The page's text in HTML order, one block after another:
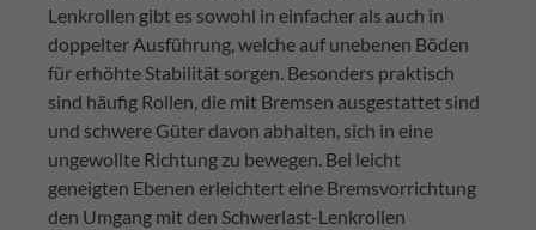
Lenkrollen gibt es sowohl in einfacher als auch in
doppelter Ausführung, welche auf unebenen Böden
für erhöhte Stabilität sorgen. Besonders praktisch
sind häufig Rollen, die mit Bremsen ausgestattet sind
und schwere Güter davon abhalten, sich in eine
ungewollte Richtung zu bewegen. Bei leicht
geneigten Ebenen erleichtert eine Bremsvorrichtung
den Umgang mit den Schwerlast-Lenkrollen